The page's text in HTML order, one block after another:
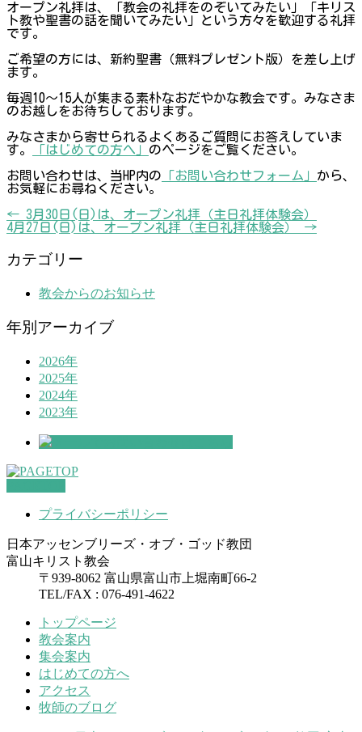
オープン礼拝は、「教会の礼拝をのぞいてみたい」「キリス
ト教や聖書の話を聞いてみたい」という方々を歓迎する礼拝
です。
ご希望の方には、新約聖書（無料プレゼント版）を差し上げ
ます。
毎週10～15人が集まる素朴なおだやかな教会です。みなさま
のお越しをお待ちしております。
みなさまから寄せられるよくあるご質問にお答えしていま
す。
「はじめての方へ」 のページをご覧ください。
お問い合わせは、当HP内の 「お問い合わせフォーム」 から、
お気軽にお尋ねください。
← 3月30日(日)は、オープン礼拝（主日礼拝体験会）
4月27日(日)は、オープン礼拝（主日礼拝体験会） →
カテゴリー
教会からのお知らせ
年別アーカイブ
2026年
2025年
2024年
2023年
プライバシーポリシー
日本アッセンブリーズ・オブ・ゴッド教団
富山キリスト教会
〒939-8062 富山県富山市上堀南町66-2
TEL/FAX : 076-491-4622
トップページ
教会案内
集会案内
はじめての方へ
アクセス
牧師のブログ